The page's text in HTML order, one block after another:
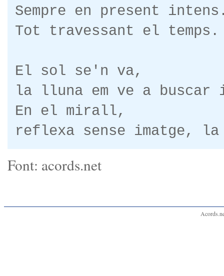
Sempre en present
Tot travessant el temps.
El sol se'n va,
la lluna em ve a
En el mirall,
reflexa sense imatge,
Font: acords.net